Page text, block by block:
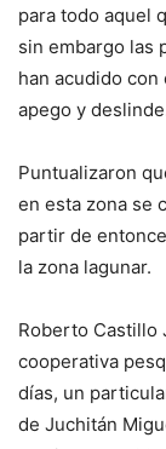
para todo aquel
sin embargo las
han acudido
apego y
Puntualizaron
en esta zona se
partir de
la zona lagunar.
Roberto Castillo
cooperativa
días, un
de Juchitán